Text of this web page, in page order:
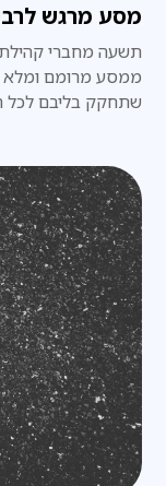
מסע מרגש
​תשעה מחברי קהילת
ממסע מרומם ומלא
שתחקק בליבם לכל